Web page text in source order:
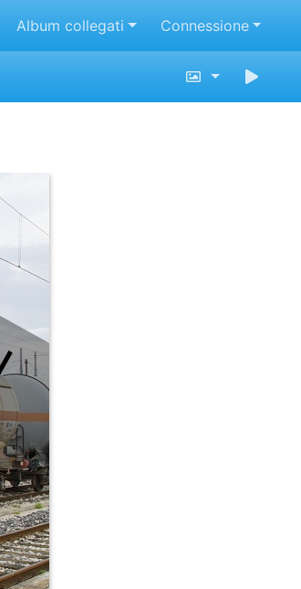
Album collegati Connessione